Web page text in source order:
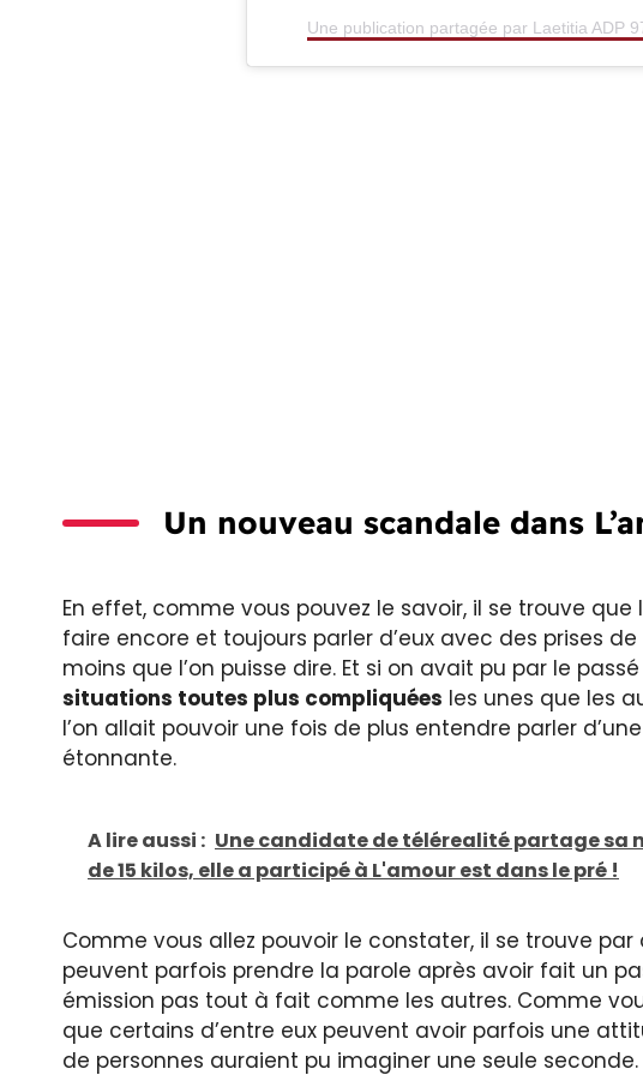
Une publication partagée par Laetitia ADP
Un nouveau scandale dans
En effet, comme vous pouvez le savoir, il se trouve
faire encore et toujours parler d’eux avec des prises
moins que l’on puisse dire. Et si on avait pu par le
situations toutes plus compliquées les unes que les
l’on allait pouvoir une fois de plus entendre parler
étonnante.
A lire aussi : Une candidate de télérealité partage sa
de 15 kilos, elle a participé à L'amour est dans le pré !
Comme vous allez pouvoir le constater, il se trouve
peuvent parfois prendre la parole après avoir fait un
émission pas tout à fait comme les autres. Comme
que certains d’entre eux peuvent avoir parfois une
de personnes auraient pu imaginer une seule seconde.